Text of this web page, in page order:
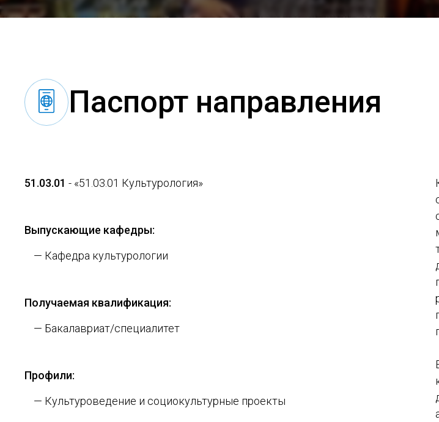
Паспорт направления
51.03.01- «51.03.01 Культурология»
Выпускающие кафедры:
— Кафедра культурологии
Получаемая квалификация:
— Бакалавриат/специалитет
Профили:
— Культуроведение и социокультурные проекты